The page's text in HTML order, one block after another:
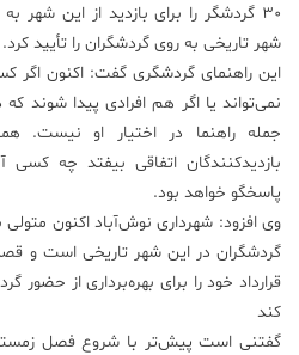
مجله
فرهنگی
و
هنری
30 گردشگر را برای بازدید از این
شهر تاریخی به روی گردشگران را تأیید کرد.
این راهنمای گردشگری گفت: اکنون اگر
نمی‌تواند یا اگر هم افرادی پیدا شوند که
جمله راهنما در اختیار او نیست.
بازدید‌کنندگان اتفاقی بیفتد چه
پاسخگو خواهد بود.
وی افزود: شهرداری نوش‌آباد اکنون
گردشگران در این شهر تاریخی است و
قرارداد خود را برای بهره‌برداری از حضور
کند
گفتنی است پیش‌تر با شروع فصل